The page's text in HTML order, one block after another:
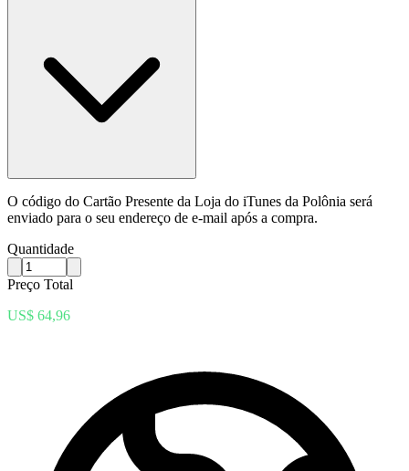
O código do Cartão Presente da Loja do iTunes da Polônia será
enviado para o seu endereço de e-mail após a compra.
Quantidade
Preço Total
US$ 64,96